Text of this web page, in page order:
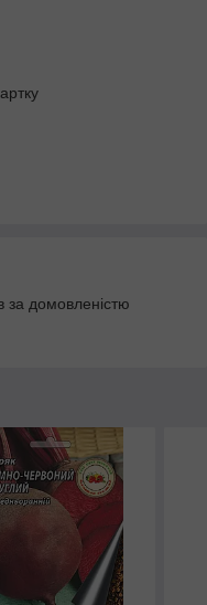
за домовленістю